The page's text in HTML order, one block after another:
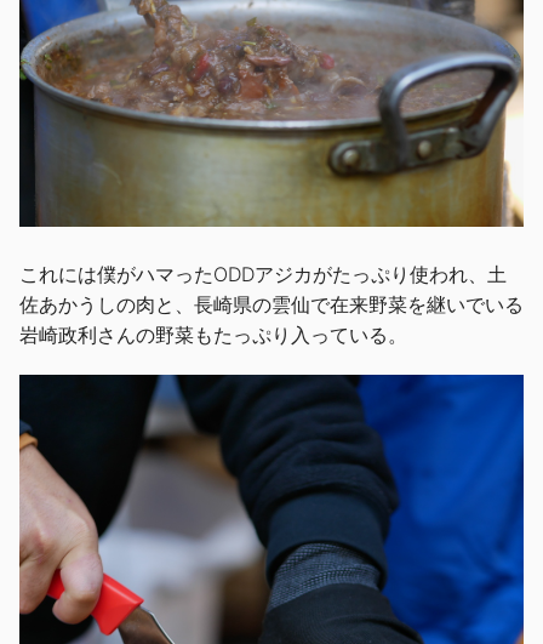
これには僕がハマったODDアジカがたっぷり使われ、土
佐あかうしの肉と、長崎県の雲仙で在来野菜を継いでいる
岩崎政利さんの野菜もたっぷり入っている。